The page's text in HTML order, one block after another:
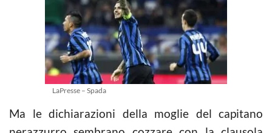
LaPresse – Spada
Ma le dichiarazioni della moglie del capitano